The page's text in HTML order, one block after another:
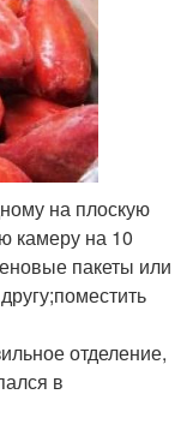
на плоскую
камеру на 10
пакеты или
отделение,
в